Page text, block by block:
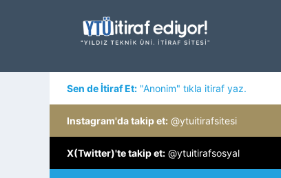
Sen de İtiraf Et: "Anonim" tıkla itiraf yaz.
Instagram'da takip et: @ytuitirafsitesi
X(Twitter)'te takip et: @ytuitirafsosyal